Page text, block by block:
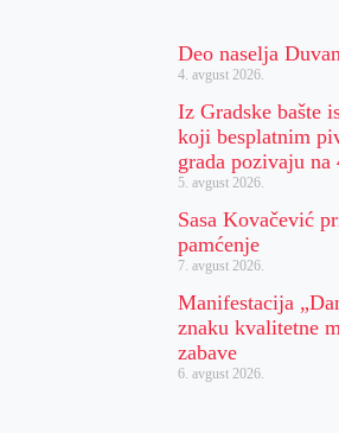
Deo naselja
4. avgust 2026.
Iz Gradske bašte
koji besplatnim
grada pozivaju na
5. avgust 2026.
Sasa Kovačević
pamćenje
7. avgust 2026.
Manifestacija
znaku kvalitetne
zabave
6. avgust 2026.